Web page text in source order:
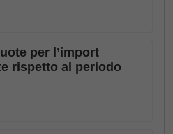
per l’import
rispetto al periodo